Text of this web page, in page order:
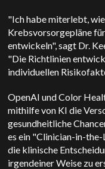
"Ich habe miterlebt,
Krebsvorsorgepläne
entwickeln", sagt Dr.
"Die Richtlinien
individuellen
OpenAI und Color
mithilfe von KI die
gesundheitliche
es ein "Clinician-in-
die klinische
irgendeiner Weise zu